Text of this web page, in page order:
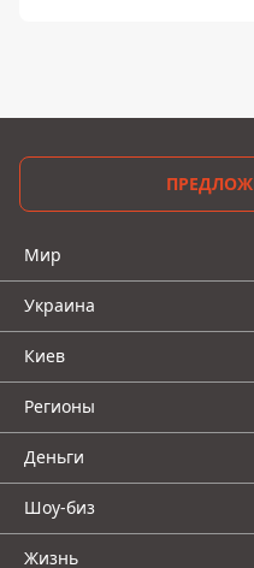
Мир
Украина
Киев
Регионы
Деньги
Шоу-биз
Жизнь